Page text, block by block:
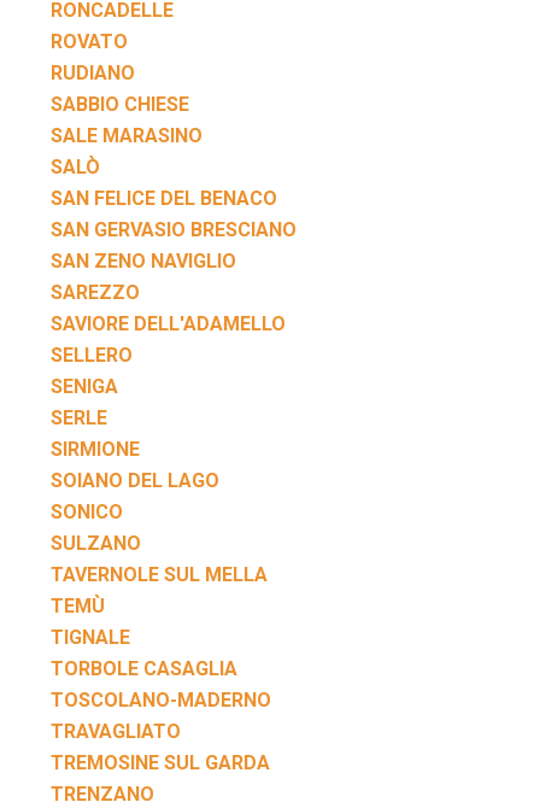
RONCADELLE
ROVATO
RUDIANO
SABBIO CHIESE
SALE MARASINO
SALÒ
SAN FELICE DEL BENACO
SAN GERVASIO BRESCIANO
SAN ZENO NAVIGLIO
SAREZZO
SAVIORE DELL'ADAMELLO
SELLERO
SENIGA
SERLE
SIRMIONE
SOIANO DEL LAGO
SONICO
SULZANO
TAVERNOLE SUL MELLA
TEMÙ
TIGNALE
TORBOLE CASAGLIA
TOSCOLANO-MADERNO
TRAVAGLIATO
TREMOSINE SUL GARDA
TRENZANO